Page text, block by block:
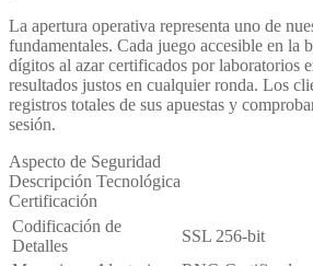
La apertura operativa representa uno de
fundamentales. Cada juego accesible en la
dígitos al azar certificados por laboratorios
resultados justos en cualquier ronda. Los
registros totales de sus apuestas y
sesión.
Aspecto de Seguridad
Descripción Tecnológica
Certificación
Codificación de
Detalles
SSL 256-bit